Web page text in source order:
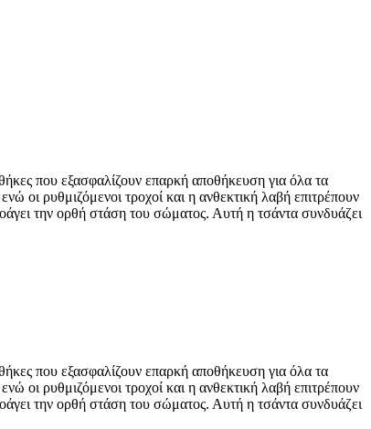
που εξασφαλίζουν επαρκή αποθήκευση για όλα τα
οι ρυθμιζόμενοι τροχοί και η ανθεκτική λαβή επιτρέπουν
την ορθή στάση του σώματος. Αυτή η τσάντα συνδυάζει
που εξασφαλίζουν επαρκή αποθήκευση για όλα τα
οι ρυθμιζόμενοι τροχοί και η ανθεκτική λαβή επιτρέπουν
την ορθή στάση του σώματος. Αυτή η τσάντα συνδυάζει